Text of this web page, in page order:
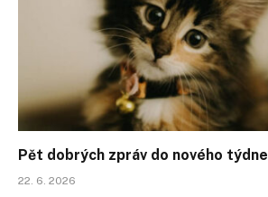
Pět dobrých zpráv do nového týdne
22. 6. 2026